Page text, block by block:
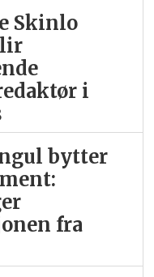
Skinlo
i
bytter
fra